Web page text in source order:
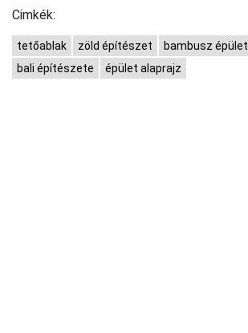
Cimkék:
tetőablak zöld építészet bambusz épület
bali építészete
épület alaprajz